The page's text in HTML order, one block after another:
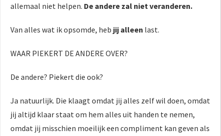
allemaal niet helpen. De andere zal niet veranderen.
Van alles wat ik opsomde, heb jij alleen last.
WAAR PIEKERT DE ANDERE OVER?
De andere? Piekert die ook?
Ja natuurlijk. Die klaagt omdat jij alles zelf wil doen, omdat
jij altijd klaar staat om hem alles uit handen te nemen,
omdat jij misschien moeilijk een compliment kan geven als